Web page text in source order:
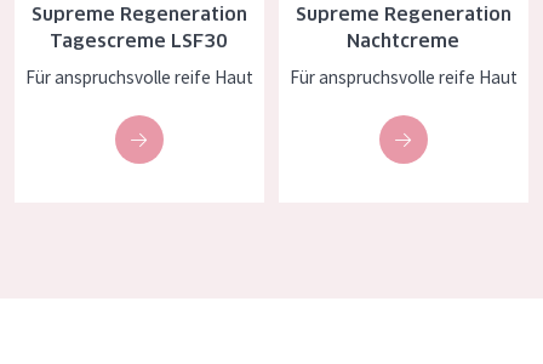
Supreme Regeneration
Tagescreme LSF30
Für anspruchsvolle reife Haut
Supreme Regeneration
Nachtcreme
Für anspruchsvolle reife Haut